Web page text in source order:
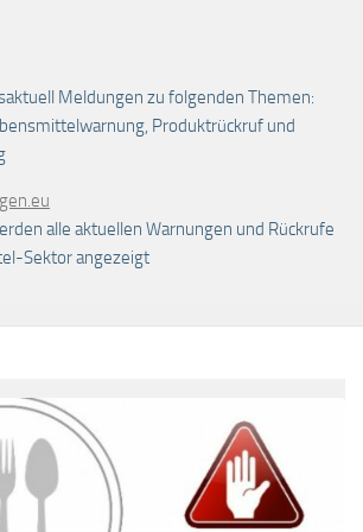
Meldungen zu folgenden Themen:
Produktrückruf und
alle aktuellen Warnungen und Rückrufe
Sektor angezeigt